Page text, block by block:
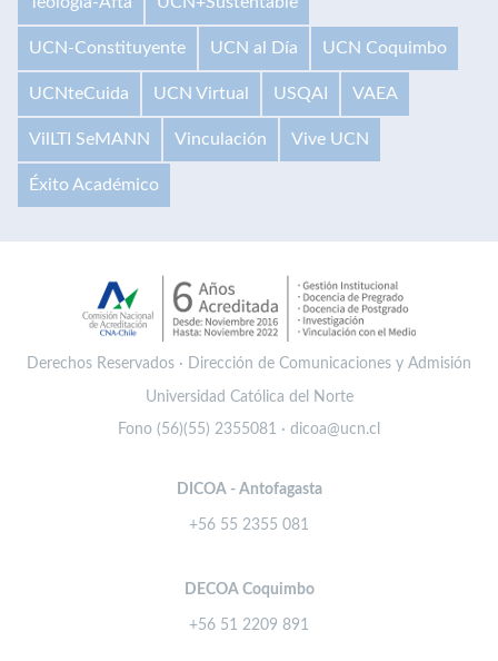
UCN-Constituyente UCN al Día UCN Coquimbo
UCNteCuida UCN Virtual USQAI VAEA
VilLTI SeMANN Vinculación Vive UCN
Éxito Académico
Derechos Reservados · Dirección de Comunicaciones y Admisión
Universidad Católica del Norte
Fono (56)(55) 2355081 · dicoa@ucn.cl
DICOA - Antofagasta
+56 55 2355 081
DECOA Coquimbo
+56 51 2209 891